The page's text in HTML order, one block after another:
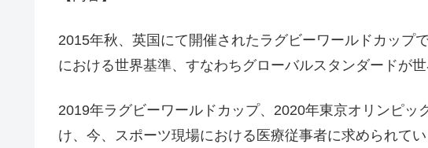
2015年秋、英国にて開催されたラグビーワールドカップ
における世界基準、すなわちグローバルスタンダードが世
2019年ラグビーワールドカップ、2020年東京オリンピッ
け、今、スポーツ現場における医療従事者に求められて